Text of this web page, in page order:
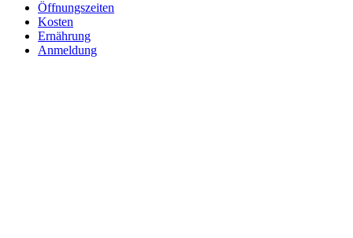
Öffnungszeiten
Kosten
Ernährung
Anmeldung